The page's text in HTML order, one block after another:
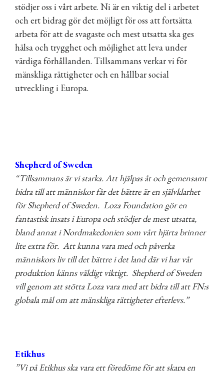
stödjer oss i vårt arbete. Ni är en viktig del i arbetet
och ert bidrag gör det möjligt för oss att fortsätta
arbeta för att de svagaste och mest utsatta ska ges
hälsa och trygghet och möjlighet att leva under
värdiga förhållanden. Tillsammans verkar vi för
mänskliga rättigheter och en hållbar social
utveckling i Europa.
Shepherd of Sweden
“Tillsammans är vi starka. Att hjälpas åt och gemensamt
bidra till att människor får det bättre är en självklarhet
för Shepherd of Sweden. Loza Foundation gör en
fantastisk insats i Europa och stödjer de mest utsatta,
bland annat i Nordmakedonien som vårt hjärta brinner
lite extra för. Att kunna vara med och påverka
människors liv till det bättre i det land där vi har vår
produktion känns väldigt viktigt. Shepherd of Sweden
vill genom att stötta Loza vara med att bidra till att FN:s
globala mål om att mänskliga rättigheter efterlevs.”
Etikhus
”Vi på Etikhus ska vara ett föredöme för att skapa en